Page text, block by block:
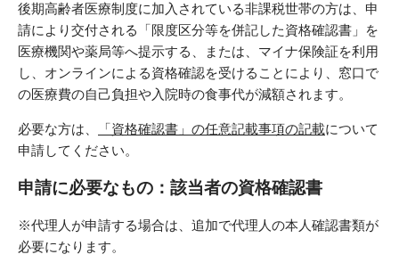
後期高齢者医療制度に加入されている非課税世帯の方は、申
請により交付される「限度区分等を併記した資格確認書」を
医療機関や薬局等へ提示する、または、マイナ保険証を利用
し、オンラインによる資格確認を受けることにより、窓口で
の医療費の自己負担や入院時の食事代が減額されます。
必要な方は、 「資格確認書」の任意記載事項の記載について
申請してください。
申請に必要なもの：該当者の資格確認書
※代理人が申請する場合は、追加で代理人の本人確認書類が
必要になります。